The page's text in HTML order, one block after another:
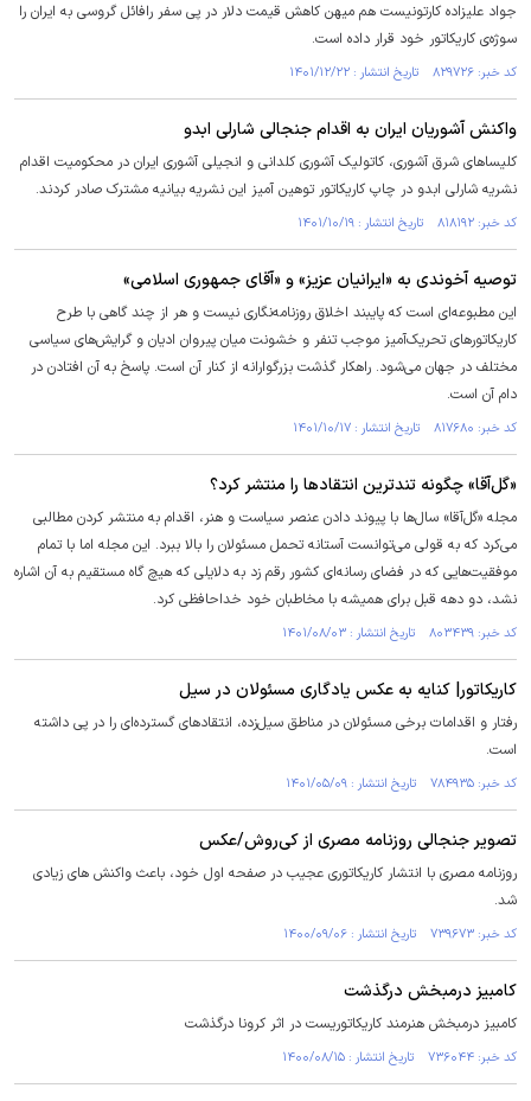
جواد علیزاده کارتونیست هم میهن کاهش قیمت دلار در پی سفر رافائل گروسی به ایران را
سوژه‌ی کاریکاتور خود قرار داده است.
کد خبر: ۸۲۹۷۲۶ تاریخ انتشار : ۱۴۰۱/۱۲/۲۲
واکنش آشوریان ایران به اقدام جنجالی شارلی ابدو
کلیسا‌های شرق آشوری، کاتولیک آشوری کلدانی و انجیلی آشوری ایران در محکومیت اقدام
نشریه شارلی ابدو در چاپ کاریکاتور توهین آمیز این نشریه بیانیه مشترک صادر کردند.
کد خبر: ۸۱۸۱۹۲ تاریخ انتشار : ۱۴۰۱/۱۰/۱۹
توصیه آخوندی به «ایرانیان عزیز» و «آقای جمهوری اسلامی»
این مطبوعه‌ای است که پایبند اخلاق روزنامه‌نگاری نیست و هر از چند گاهی با طرح
کاریکاتورهای تحریک‌آمیز موجب تنفر و خشونت میان پیروان ادیان و گرایش‌های سیاسی
مختلف در جهان می‌شود. راهکار گذشت بزرگوارانه از کنار آن است. پاسخ به آن افتادن در
دام آن است.
کد خبر: ۸۱۷۶۸۰ تاریخ انتشار : ۱۴۰۱/۱۰/۱۷
«گل‌آقا» چگونه تندترین انتقاد‌ها را منتشر کرد؟
مجله «گل‌آقا» سال‌ها با پیوند دادن عنصر سیاست و هنر، اقدام به منتشر کردن مطالبی
می‌کرد که به قولی می‌توانست آستانه تحمل مسئولان را بالا ببرد. این مجله اما با تمام
موفقیت‌هایی که در فضای رسانه‌ای کشور رقم زد به دلایلی که هیچ گاه مستقیم به آن اشاره
نشد، دو دهه قبل برای همیشه با مخاطبان خود خداحافظی کرد.
کد خبر: ۸۰۳۴۳۹ تاریخ انتشار : ۱۴۰۱/۰۸/۰۳
کاریکاتور| کنایه به عکس یادگاری مسئولان در سیل
رفتار و اقدامات برخی مسئولان در مناطق سیل‌زده، انتقادهای گسترده‌ای را در پی داشته
است.
کد خبر: ۷۸۴۹۳۵ تاریخ انتشار : ۱۴۰۱/۰۵/۰۹
تصویر جنجالی روزنامه مصری از کی‌روش/عکس
روزنامه مصری با انتشار کاریکاتوری عجیب در صفحه اول خود، باعث واکنش های زیادی
شد.
کد خبر: ۷۳۹۶۷۳ تاریخ انتشار : ۱۴۰۰/۰۹/۰۶
کامبیز درمبخش درگذشت
کامبیز درمبخش هنرمند کاریکاتوریست در اثر کرونا درگذشت
کد خبر: ۷۳۶۰۴۴ تاریخ انتشار : ۱۴۰۰/۰۸/۱۵